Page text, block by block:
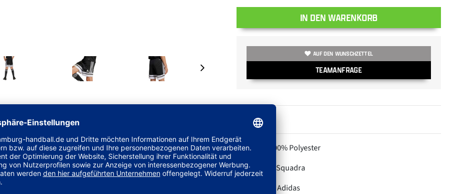
IN DEN WARENKORB
AUF DEN WUNSCHZETTEL
TEAMANFRAGE
MATERIAL: 100% Polyester
KOLLEKTION: Squadra
Adidas